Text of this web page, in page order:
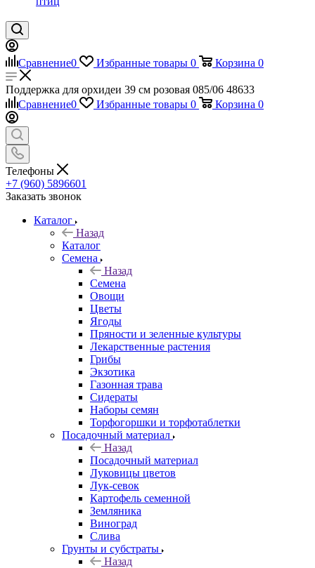
Сравнение0 Избранные товары 0 Корзина 0
Поддержка для орхидеи 39 см розовая 085/06 48633
Сравнение0 Избранные товары 0 Корзина 0
Телефоны
+7 (960) 5896601
Заказать звонок
Каталог
Назад
Каталог
Семена
Назад
Семена
Овощи
Цветы
Ягоды
Пряности и зеленные культуры
Лекарственные растения
Грибы
Экзотика
Газонная трава
Сидераты
Наборы семян
Торфогоршки и торфотаблетки
Посадочный материал
Назад
Посадочный материал
Луковицы цветов
Лук-севок
Картофель семенной
Земляника
Виноград
Слива
Грунты и субстраты
Назад